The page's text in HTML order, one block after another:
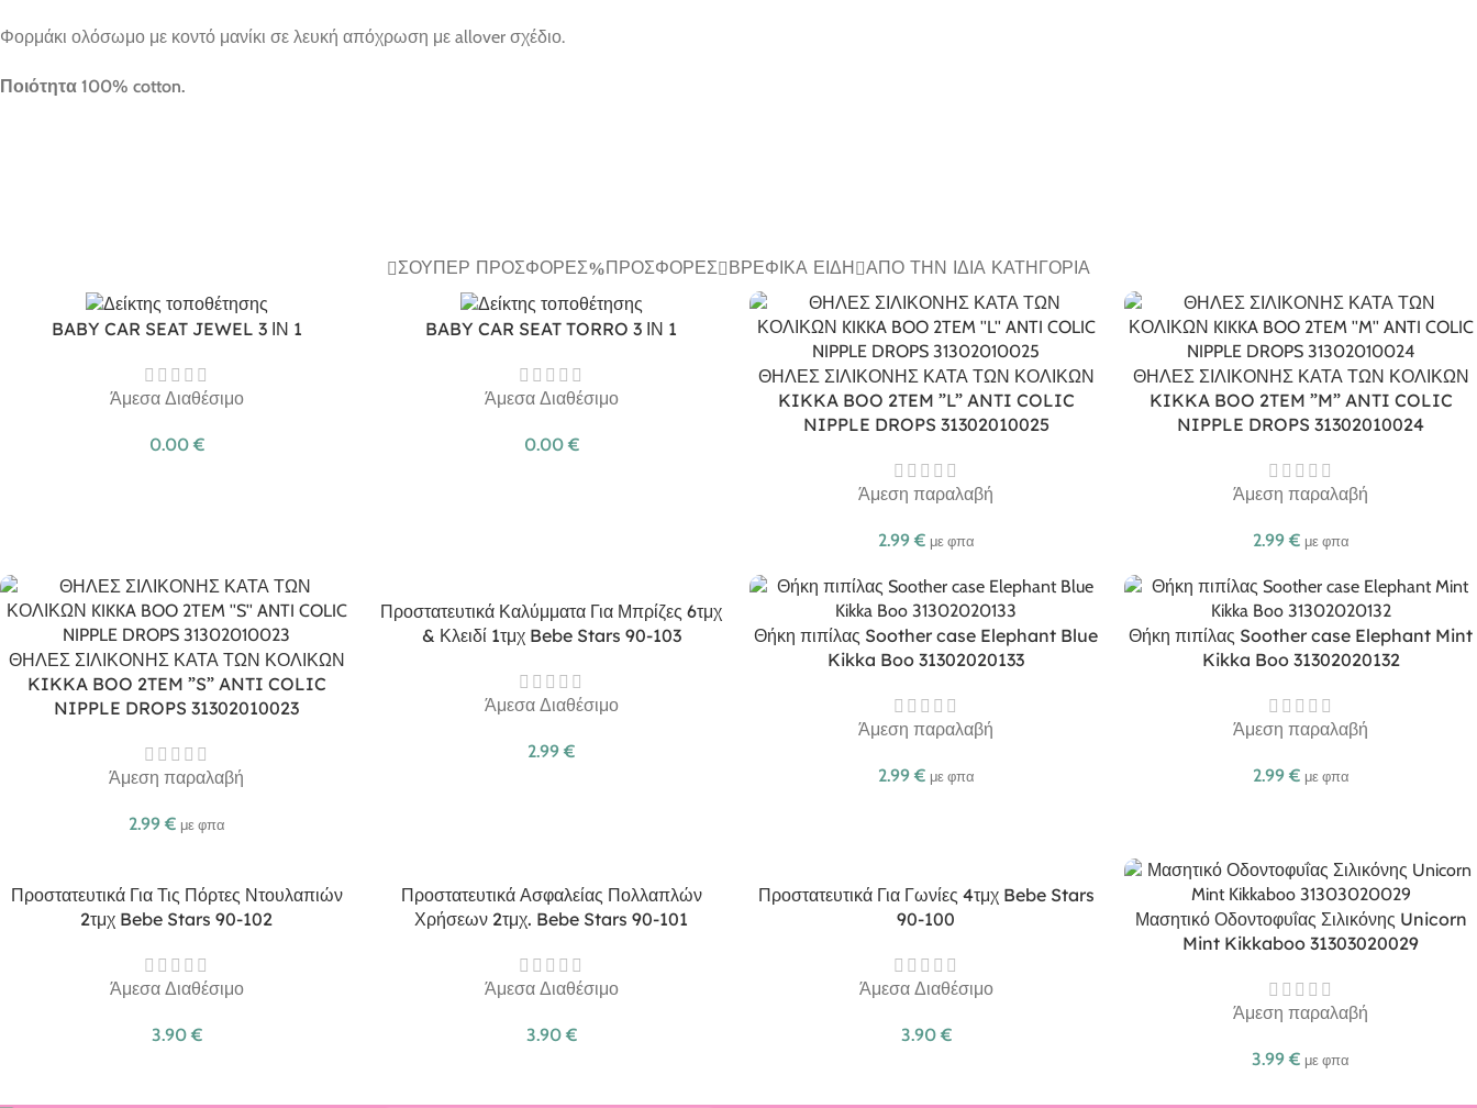
Φορμάκι ολόσωμο με κοντό μανίκι σε λευκή απόχρωση με allover σχέδιο.
Ποιότητα 100% cotton.
ΣΟΎΠΕΡ ΠΡΟΣΦΟΡΈΣ ΠΡΟΣΦΟΡΈΣ ΒΡΕΦΙΚΆ ΕΊΔΗ ΑΠΌ ΤΗΝ ΊΔΙΑ ΚΑΤΗΓΟΡΊΑ
BABY CAR SEAT JEWEL 3 ΙΝ 1
Άμεσα Διαθέσιμο
0.00 €
BABY CAR SEAT TORRO 3 ΙΝ 1
Άμεσα Διαθέσιμο
0.00 €
ΘΗΛΕΣ ΣΙΛΙΚΟΝΗΣ ΚΑΤΑ ΤΩΝ ΚΟΛΙΚΩΝ
KIKKA BOO 2TEM ”L” ANTI COLIC
NIPPLE DROPS 31302010025
Άμεση παραλαβή
2.99 € με φπα
ΘΗΛΕΣ ΣΙΛΙΚΟΝΗΣ ΚΑΤΑ ΤΩΝ ΚΟΛΙΚΩΝ
KIKKA BOO 2TEM ”M” ANTI COLIC
NIPPLE DROPS 31302010024
Άμεση παραλαβή
2.99 € με φπα
ΘΗΛΕΣ ΣΙΛΙΚΟΝΗΣ ΚΑΤΑ ΤΩΝ ΚΟΛΙΚΩΝ
KIKKA BOO 2TEM ”S” ANTI COLIC
NIPPLE DROPS 31302010023
Άμεση παραλαβή
2.99 € με φπα
Προστατευτικά Καλύμματα Για Μπρίζες 6τμχ
& Κλειδί 1τμχ Bebe Stars 90-103
Άμεσα Διαθέσιμο
2.99 €
Θήκη πιπίλας Soother case Elephant Blue
Kikka Boo 31302020133
Άμεση παραλαβή
2.99 € με φπα
Θήκη πιπίλας Soother case Elephant Mint
Kikka Boo 31302020132
Άμεση παραλαβή
2.99 € με φπα
Προστατευτικά Για Τις Πόρτες Ντουλαπιών
2τμχ Bebe Stars 90-102
Άμεσα Διαθέσιμο
3.90 €
Προστατευτικά Ασφαλείας Πολλαπλών
Χρήσεων 2τμχ. Bebe Stars 90-101
Άμεσα Διαθέσιμο
3.90 €
Προστατευτικά Για Γωνίες 4τμχ Bebe Stars
90-100
Άμεσα Διαθέσιμο
3.90 €
Μασητικό Οδοντοφυΐας Σιλικόνης Unicorn
Mint Kikkaboo 31303020029
Άμεση παραλαβή
3.99 € με φπα